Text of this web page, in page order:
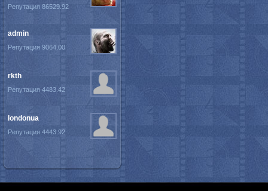
Репутация 86529.92
admin
Репутация 9064.00
rkth
Репутация 4483.42
londonua
Репутация 4443.92